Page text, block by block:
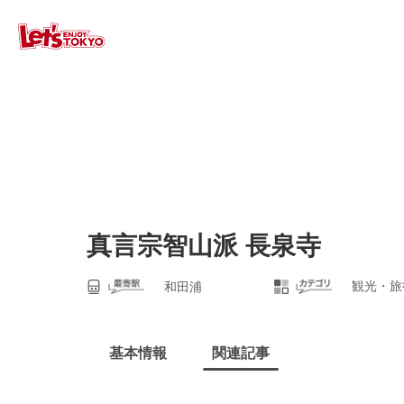
真言宗智山派 長泉寺
和田浦 観光・
基本情報 関連記事